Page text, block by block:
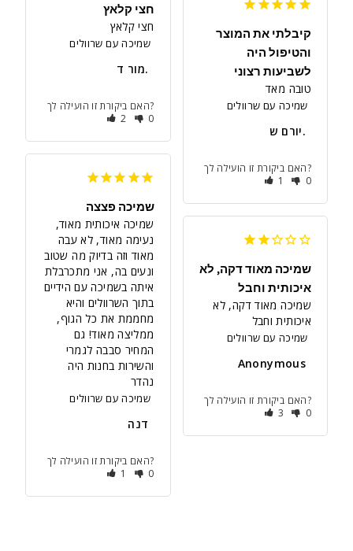
חצי קלאץ
חצי קלאץ
שמיכה עם שרוולים
מור ד.
האם ביקורת זו הועילה לך?
2
0
קיבלתי את המוצר
והטיפול היה
לשביעות רצוני
טובה מאד
שמיכה עם שרוולים
יורם ש.
האם ביקורת זו הועילה לך?
1
0
שמיכה פצצה
מאוד וזה בדיוק מה שטוב
והשירות בחנות היה
נהדר
שמיכה עם שרוולים
דנה
האם ביקורת זו הועילה לך?
1
0
שמיכה מאוד דקה, לא
איכותית וחבל
שמיכה מאוד דקה, לא
איכותית וחבל
שמיכה עם שרוולים
Anonymous
האם ביקורת זו הועילה לך?
3
0